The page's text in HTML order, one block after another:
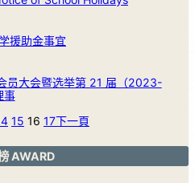
援助金事宜
员大会暨选举第 21 届（2023-
事
15 16 17下一頁
AWARD